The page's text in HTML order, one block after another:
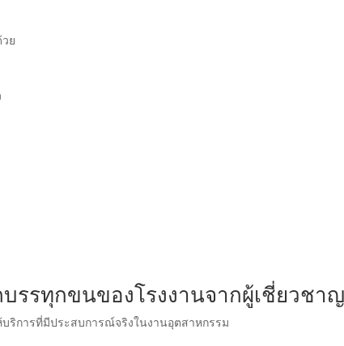
ย
บรรทุกขนของโรงงานจากผู้เชี่ยวชา
ริการที่มีประสบการณ์จริงในงานอุตสาหกรรม